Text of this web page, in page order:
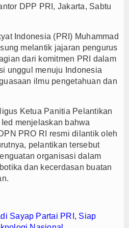
DPP PRI, Jakarta, Sabtu
Indonesia (PRI) Muhammad
melantik jajaran pengurus
dari komitmen PRI dalam
unggul menuju Indonesia
ilmu pengetahuan dan
Ketua Panitia Pelantikan
menjelaskan bahwa
PRO RI resmi dilantik oleh
pelantikan tersebut
organisasi dalam
dan kecerdasan buatan
Sayap Partai PRI, Siap